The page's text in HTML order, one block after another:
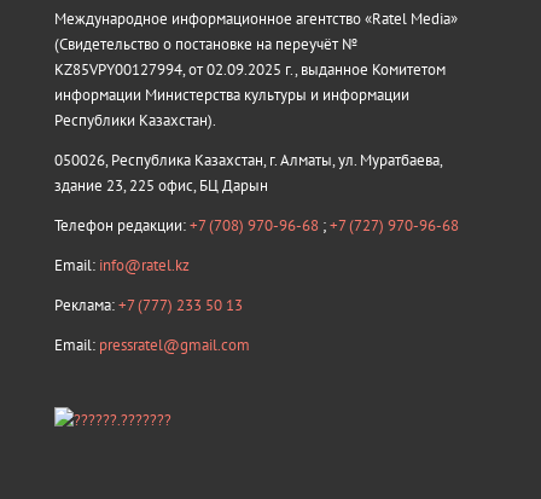
Международное информационное агентство «Ratel Media»
(Свидетельство о постановке на переучёт №
KZ85VPY00127994, от 02.09.2025 г., выданное Комитетом
информации Министерства культуры и информации
Республики Казахстан).
050026, Республика Казахстан, г. Алматы, ул. Муратбаева,
здание 23, 225 офис, БЦ Дарын
Телефон редакции:+7 (708) 970-96-68 ;+7 (727) 970-96-68
Email: info@ratel.kz
Реклама:+7 (777) 233 50 13
Email: pressratel@gmail.com